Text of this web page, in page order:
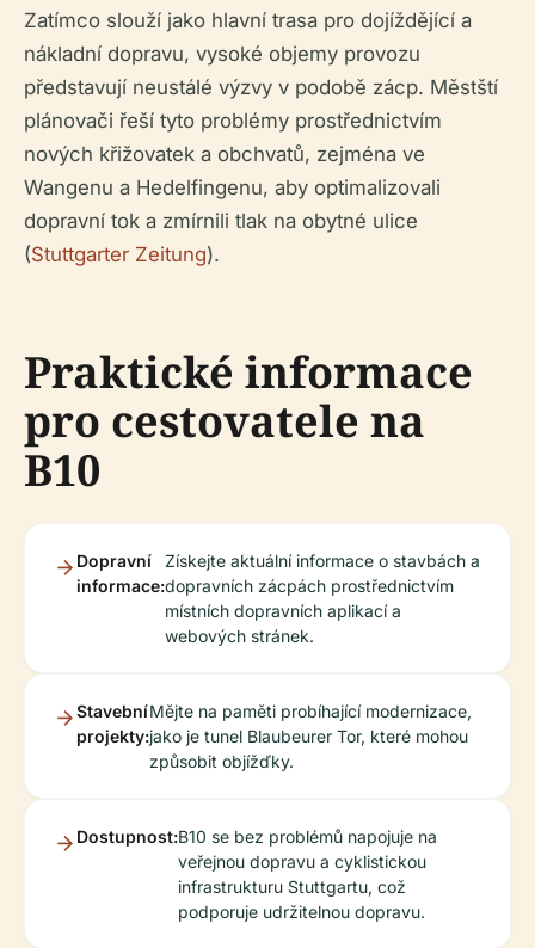
Zatímco slouží jako hlavní trasa pro dojíždějící a
nákladní dopravu, vysoké objemy provozu
představují neustálé výzvy v podobě zácp. Městští
plánovači řeší tyto problémy prostřednictvím
nových křižovatek a obchvatů, zejména ve
Wangenu a Hedelfingenu, aby optimalizovali
dopravní tok a zmírnili tlak na obytné ulice
(Stuttgarter Zeitung).
Praktické informace
pro cestovatele na
B10
Dopravní
informace:
Získejte aktuální informace o stavbách a
dopravních zácpách prostřednictvím
místních dopravních aplikací a
webových stránek.
Stavební
projekty:
Mějte na paměti probíhající modernizace,
jako je tunel Blaubeurer Tor, které mohou
způsobit objížďky.
Dostupnost:B10 se bez problémů napojuje na
veřejnou dopravu a cyklistickou
infrastrukturu Stuttgartu, což
podporuje udržitelnou dopravu.